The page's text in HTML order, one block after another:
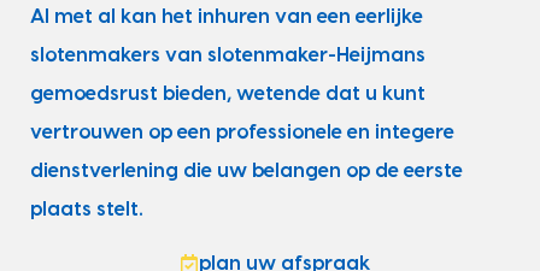
Al met al kan het inhuren van een eerlijke
slotenmakers van slotenmaker-Heijmans
gemoedsrust bieden, wetende dat u kunt
vertrouwen op een professionele en integere
dienstverlening die uw belangen op de eerste
plaats stelt.
plan uw afspraak